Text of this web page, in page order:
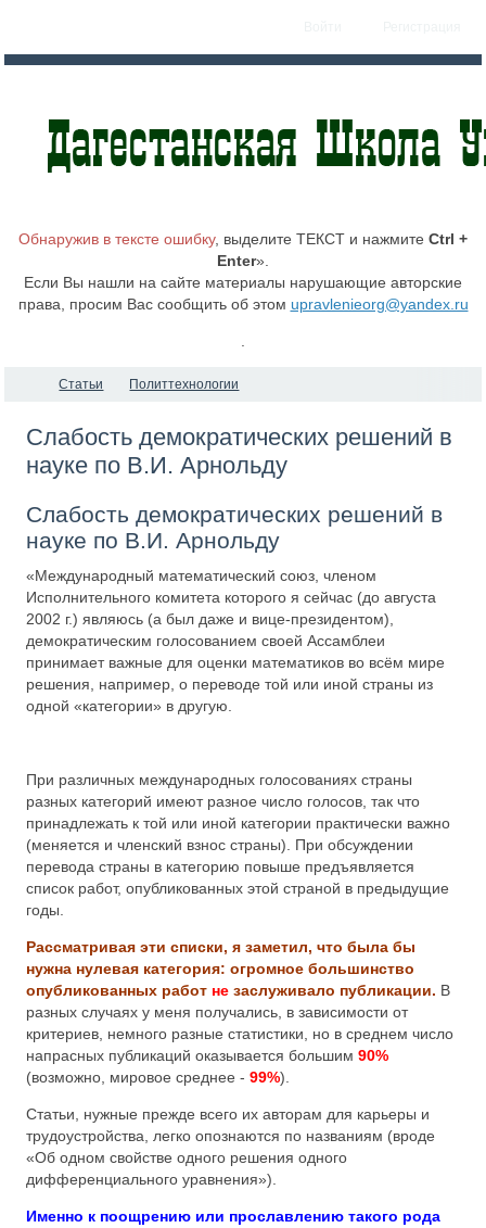
Обнаружив в тексте ошибку, выделите ТЕКСТ и нажмите Ctrl +
Enter».
Если Вы нашли на сайте материалы нарушающие авторские
права, просим Вас сообщить об этом upravlenieorg@yandex.ru
Статьи Политтехнологии
Слабость демократических решений в
науке по В.И. Арнольду
Слабость демократических решений в
науке по В.И. Арнольду
«Международный математический союз, членом
Исполнительного комитета которого я сейчас (до августа
2002 г.) являюсь (а был даже и вице-президентом),
демократическим голосованием своей Ассамблеи
принимает важные для оценки математиков во всём мире
решения, например, о переводе той или иной страны из
одной «категории» в другую.
При различных международных голосованиях страны
разных категорий имеют разное число голосов, так что
принадлежать к той или иной категории практически важно
(меняется и членский взнос страны). При обсуждении
перевода страны в категорию повыше предъявляется
список работ, опубликованных этой страной в предыдущие
годы.
Рассматривая эти списки, я заметил, что была бы
нужна нулевая категория: огромное большинство
опубликованных работ не заслуживало публикации. В
разных случаях у меня получались, в зависимости от
критериев, немного разные статистики, но в среднем число
напрасных публикаций оказывается большим90%
(возможно, мировое среднее -99%).
Статьи, нужные прежде всего их авторам для карьеры и
трудоустройства, легко опознаются по названиям (вроде
«Об одном свойстве одного решения одного
дифференциального уравнения»).
Именно к поощрению или прославлению такого рода